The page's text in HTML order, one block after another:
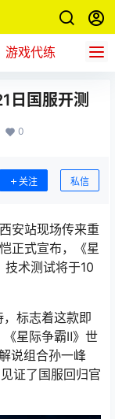
游戏代练 新游推
日国服开测
0
关注 私信
安站现场传来重
正式宣布，《星
技术测试将于10
标志着这款即
星际争霸Ⅱ》世
说组合孙一峰
证了国服回归官